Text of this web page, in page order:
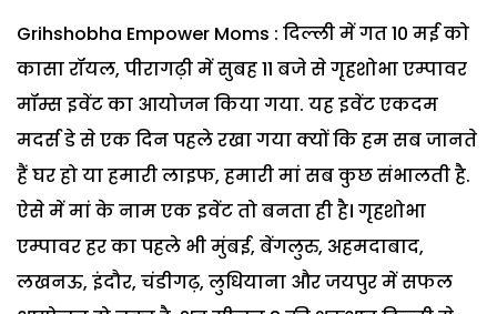
Grihshobha Empower Moms : दिल्ली में गत 10 मई को
कासा रॉयल, पीरागढ़ी में सुबह 11 बजे से गृहशोभा एम्पावर
मॉम्स इवेंट का आयोजन किया गया. यह इवेंट एकदम
मदर्स डे से एक दिन पहले रखा गया क्यों कि हम सब जानते
हैं घर हो या हमारी लाइफ, हमारी मां सब कुछ संभालती है.
ऐसे में मां के नाम एक इवेंट तो बनता ही है। गृहशोभा
एम्पावर हर का पहले भी मुंबई, बेंगलुरु, अहमदाबाद,
लखनऊ, इंदौर, चंडीगढ़, लुधियाना और जयपुर में सफल